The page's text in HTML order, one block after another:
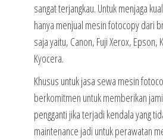
sangat terjangkau. Untuk menjaga
hanya menjual mesin fotocopy dari
saja yaitu, Canon, Fuji Xerox, Epson,
Kyocera.
Khusus untuk jasa sewa mesin
berkomitmen untuk memberikan
pengganti jika terjadi kendala yang
maintenance jadi untuk perawatan